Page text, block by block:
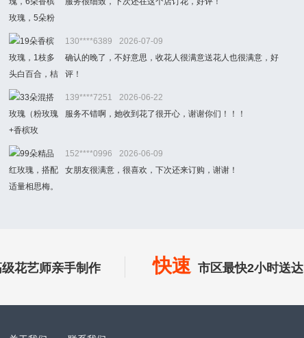
130****6389
2026-07-09
确认的晚了，不好意思，收花人很满意送花人也很满意，好
评！
139****7251
2026-06-22
服务不错啊，她收到花了很开心，谢谢你们！！！
152****0996
2026-06-09
女朋友很满意，很喜欢，下次还来订购，谢谢！
花艺师亲手制作 快速 市区最快2小时送达